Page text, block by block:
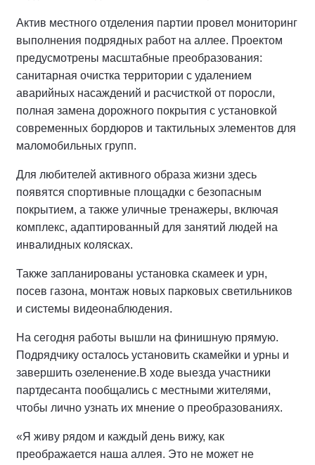
Актив местного отделения партии провел мониторинг
выполнения подрядных работ на аллее. Проектом
предусмотрены масштабные преобразования:
санитарная очистка территории с удалением
аварийных насаждений и расчисткой от поросли,
полная замена дорожного покрытия с установкой
современных бордюров и тактильных элементов для
маломобильных групп.
Для любителей активного образа жизни здесь
появятся спортивные площадки с безопасным
покрытием, а также уличные тренажеры, включая
комплекс, адаптированный для занятий людей на
инвалидных колясках.
Также запланированы установка скамеек и урн,
посев газона, монтаж новых парковых светильников
и системы видеонаблюдения.
На сегодня работы вышли на финишную прямую.
Подрядчику осталось установить скамейки и урны и
завершить озеленение.В ходе выезда участники
партдесанта пообщались с местными жителями,
чтобы лично узнать их мнение о преобразованиях.
«Я живу рядом и каждый день вижу, как
преображается наша аллея. Это не может не